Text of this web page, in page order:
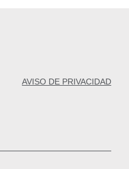
AVISO DE PRIVACIDAD